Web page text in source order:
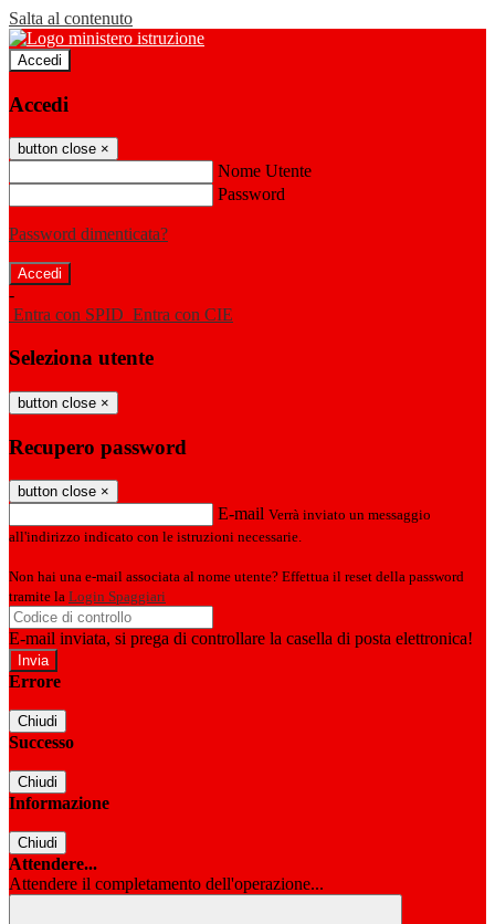
Salta al contenuto
Accedi
Accedi
button close ×
Nome Utente
Password
Password dimenticata?
-
Entra con SPID Entra con CIE
Seleziona utente
button close ×
Recupero password
button close ×
E-mail Verrà inviato un messaggio
all'indirizzo indicato con le istruzioni necessarie.
Non hai una e-mail associata al nome utente? Effettua il reset della password
tramite la Login Spaggiari
E-mail inviata, si prega di controllare la casella di posta elettronica!
Errore
Chiudi
Successo
Chiudi
Informazione
Chiudi
Attendere...
Attendere il completamento dell'operazione...